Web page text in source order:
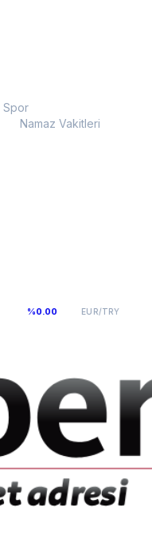
Spor
Namaz Vakitleri
EUR/TRY 54,976 %0.00